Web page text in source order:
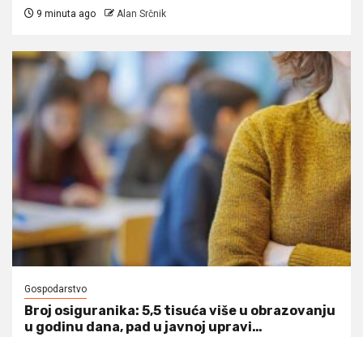
9 minuta ago Alan Srčnik
Gospodarstvo
Broj osiguranika: 5,5 tisuća više u obrazovanju
u godinu dana, pad u javnoj upravi…